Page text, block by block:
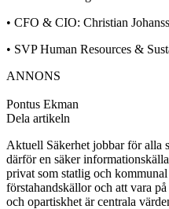
• CFO & CIO: Christian
• SVP Human Resources &
ANNONS
Pontus Ekman
Dela artikeln
Aktuell Säkerhet jobbar för alla
därför en säker
privat som statlig och
förstahandskällor och att vara
och opartiskhet är centrala